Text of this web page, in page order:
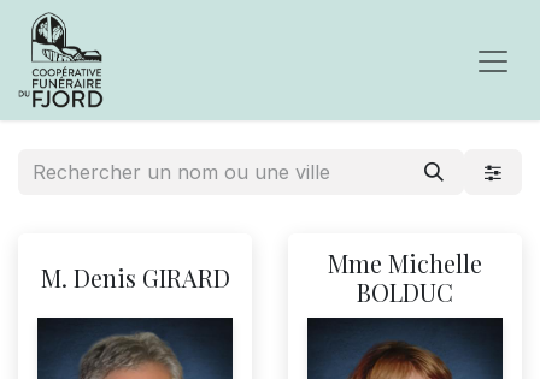
M. Denis GIRARD
Mme Michelle
BOLDUC